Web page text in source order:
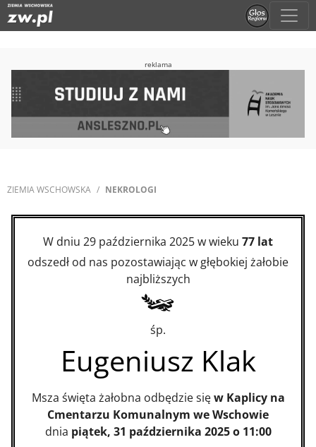
reklama
ZIEMIA WSCHOWSKA NEKROLOGI
W dniu 29 października 2025 w wieku 77 lat
odszedł od nas pozostawiając w głębokiej żałobie
najbliższych
śp.
Eugeniusz Klak
Msza święta żałobna odbędzie sięw Kaplicy na
Cmentarzu Komunalnym we Wschowie
dnia piątek, 31 października 2025 o 11:00